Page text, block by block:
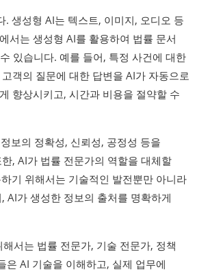
생성형 AI는 텍스트, 이미지, 오디오 등
서는 생성형 AI를 활용하여 법률 문서
있습니다. 예를 들어, 특정 사건에 대한
객의 질문에 대한 답변을 AI가 자동으로
향상시키고, 시간과 비용을 절약할 수
보의 정확성, 신뢰성, 공정성 등을
, AI가 법률 전문가의 역할을 대체할
기 위해서는 기술적인 발전뿐만 아니라
AI가 생성한 정보의 출처를 명확하게
서는 법률 전문가, 기술 전문가, 정책
AI 기술을 이해하고, 실제 업무에